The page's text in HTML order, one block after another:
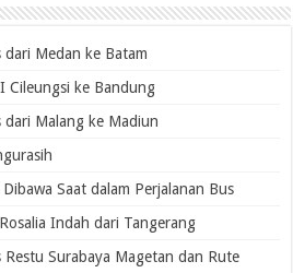
dari Medan ke Batam
Cileungsi ke Bandung
dari Malang ke Madiun
Saat dalam Perjalanan Bus
Indah dari Tangerang
Surabaya Magetan dan Rute